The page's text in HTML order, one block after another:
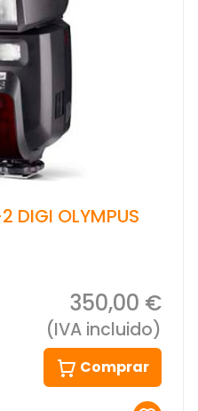
DIGI OLYMPUS
350,00 €
(IVA incluido)
Comprar